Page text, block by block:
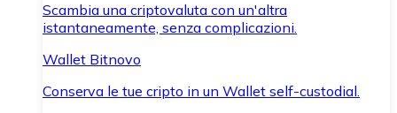
Scambia una criptovaluta con un'altra
istantaneamente, senza complicazioni.
Wallet Bitnovo
Conserva le tue cripto in un Wallet self-custodial.